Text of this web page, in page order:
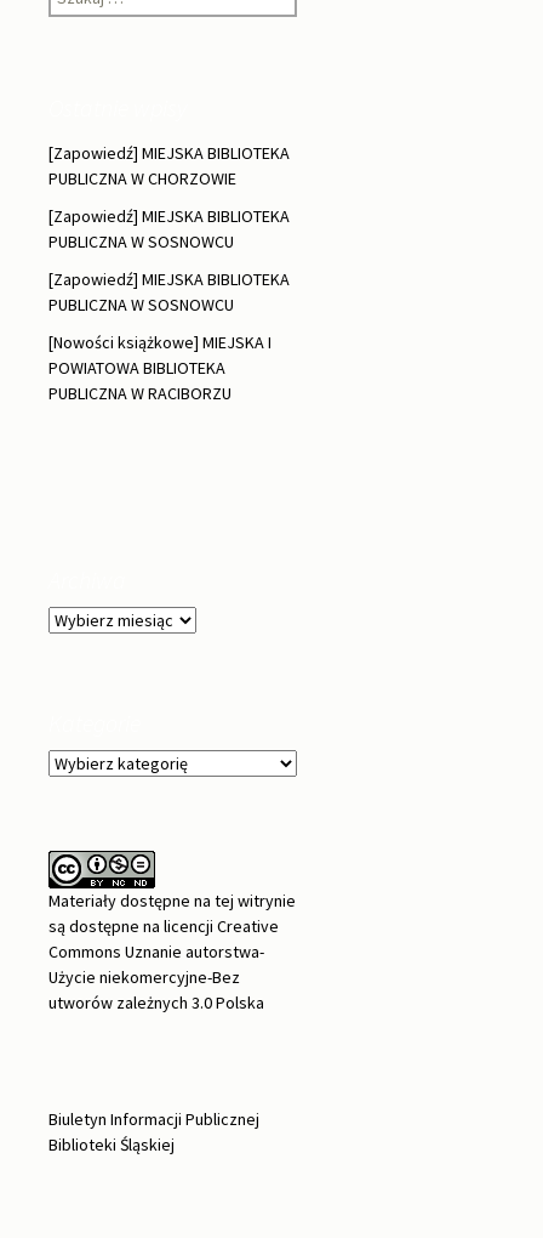
[Zapowiedź] MIEJSKA BIBLIOTEKA
PUBLICZNA W CHORZOWIE
[Zapowiedź] MIEJSKA BIBLIOTEKA
PUBLICZNA W SOSNOWCU
[Zapowiedź] MIEJSKA BIBLIOTEKA
PUBLICZNA W SOSNOWCU
[Nowości książkowe] MIEJSKA I
POWIATOWA BIBLIOTEKA
PUBLICZNA W RACIBORZU
Archiwa
Kategorie
Materiały dostępne na tej witrynie
są dostępne na licencji Creative
Commons Uznanie autorstwa-
Użycie niekomercyjne-Bez
utworów zależnych 3.0 Polska
Biuletyn Informacji Publicznej
Biblioteki Śląskiej